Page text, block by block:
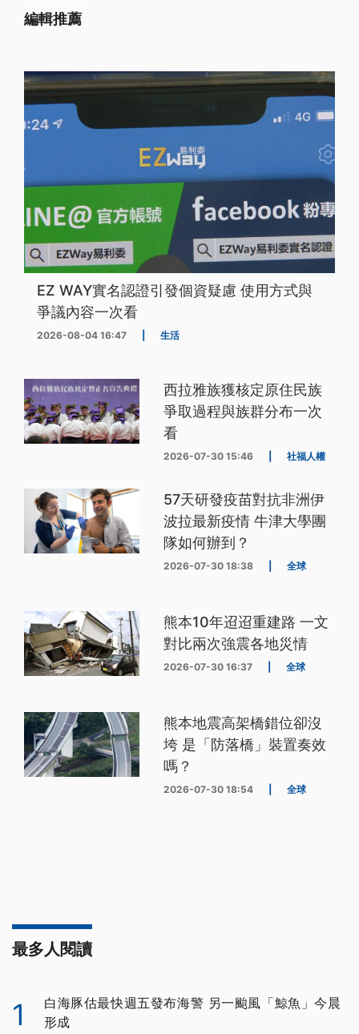
編輯推薦
EZ WAY實名認證引發個資疑慮 使用方式與
爭議內容一次看
2026-08-04 16:47 生活
西拉雅族獲核定原住民族
爭取過程與族群分布一次
看
2026-07-30 15:46 社福人權
57天研發疫苗對抗非洲伊
波拉最新疫情 牛津大學團
隊如何辦到？
2026-07-30 18:38 全球
熊本10年迢迢重建路 一文
對比兩次強震各地災情
2026-07-30 16:37 全球
熊本地震高架橋錯位卻沒
垮 是「防落橋」裝置奏效
嗎？
2026-07-30 18:54 全球
最多人閱讀
1
白海豚估最快週五發布海警 另一颱風「鯨魚」今晨
形成